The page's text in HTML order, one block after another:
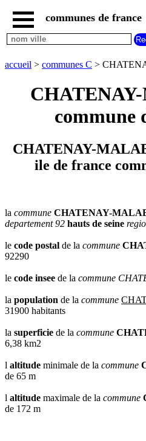
accueil
communes
regions
departement
commencant
H
K L M
N
O
P Q R S T
U
V
W X Y Z
communes de france
accueil > communes C >
commune
CHATENAY-
ile de france
la commune CHATENAY-
departement 92 hauts de seine
le code postal de la commune
92290
le code insee de la commune
la population de la commune
31900 habitants
la superficie de la commune
6,38 km2
l altitude minimale de la commune
de 65 m
l altitude maximale de la commune
de 172 m